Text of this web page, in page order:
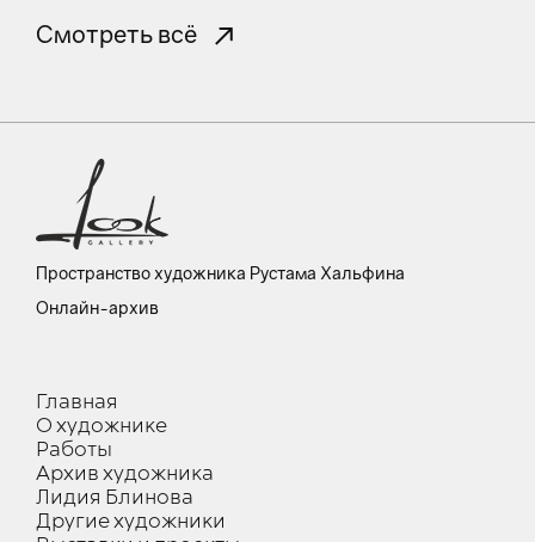
Смотреть всё
Пространство художника Рустама Хальфина
Онлайн-архив
Главная
О художнике
Работы
Архив художника
Лидия Блинова
Другие художники